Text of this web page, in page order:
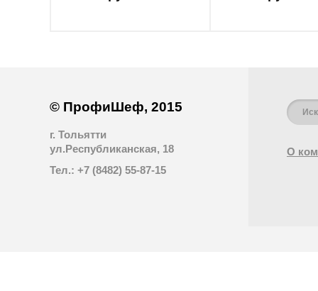
© ПрофиШеф, 2015
г. Тольятти
ул.Республиканская, 18
Тел.: +7 (8482) 55-87-15
О